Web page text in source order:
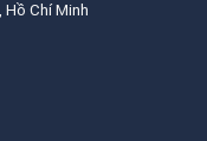
Hồ Chí Minh